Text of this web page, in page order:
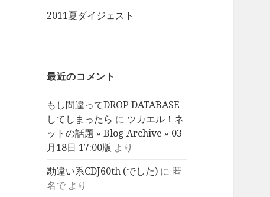
2011夏ダイジェスト
最近のコメント
もし間違ってDROP DATABASE
してしまったら に ツカエル！ネ
ットの話題 » Blog Archive » 03
月18日 17:00版 より
勘違い系CDJ60th (でした) に 匿
名で より